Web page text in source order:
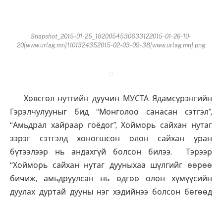
Snapshot_2015-01-25_1820054530633122015-01-26-10-
20[www.urlag.mn]1101324352015-02-03-09-38[www.urlag.mn].png
Хөвсгөл нутгийн дуучин МУСТА Ядамсүрэнгийн
Гэрэлчулууныг бид “Монголоо санасан сэтгэл”,
“Амьдрал хайраар гоёдог”, Хойморь сайхан нутаг
зэрэг сэтгэлд хоногшсон олон сайхан уран
бүтээлээр нь андахгүй болсон билээ. Тэрээр
“Хойморь сайхан нутаг дууныхаа шүлгийг өөрөө
бичиж, амьдруулсан нь өдгөө олон хүмүүсийн
дуулах дуртай дууны нэг хэдийнээ болсон бөгөөд